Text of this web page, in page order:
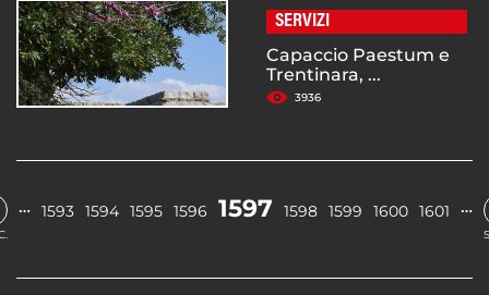
SERVIZI
Capaccio Paestum e
Trentinara, ...
3936
… 1593 1594 1595 1596 1597 1598 1599 1600 1601 …